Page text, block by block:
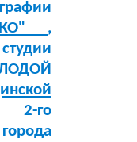
,
го